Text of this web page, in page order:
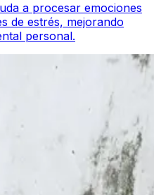
a procesar emociones
de estrés, mejorando
personal.